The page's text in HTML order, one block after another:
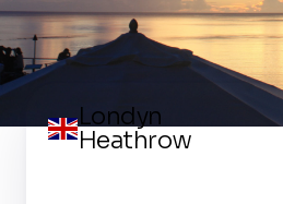
Londyn
Heathrow